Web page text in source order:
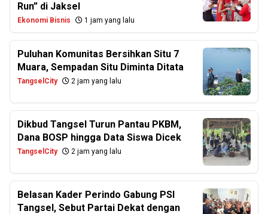
Run” di Jaksel
Ekonomi Bisnis 1 jam yang lalu
Puluhan Komunitas Bersihkan Situ 7
Muara, Sempadan Situ Diminta Ditata
TangselCity 2 jam yang lalu
Dikbud Tangsel Turun Pantau PKBM,
Dana BOSP hingga Data Siswa Dicek
TangselCity 2 jam yang lalu
Belasan Kader Perindo Gabung PSI
Tangsel, Sebut Partai Dekat dengan